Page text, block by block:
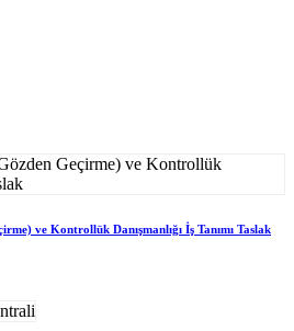
ve Kontrollük Danışmanlığı İş Tanımı Taslak